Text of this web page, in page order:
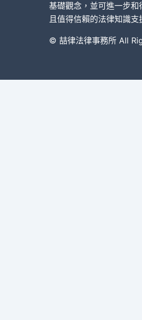
其他案件
基礎觀念，並可進一步和
且值得信賴的法律知識支
© 喆律法律事務所 All